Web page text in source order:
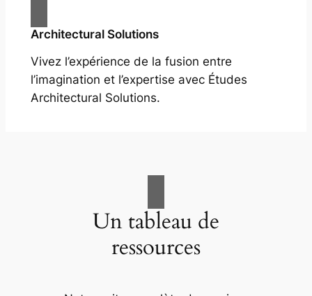
Architectural Solutions
Vivez l’expérience de la fusion entre
l’imagination et l’expertise avec Études
Architectural Solutions.
Un tableau de
ressources